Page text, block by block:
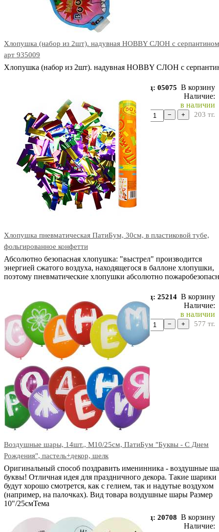
Хлопушка (набор из 2шт). надувная HOBBY СЛОН с
арт 935009
Хлопушка (набор из 2шт). надувная HOBBY СЛОН с
Код: 05075 В корзину
Наличие:
в наличии
203 тг.
− +
Хлопушка пневматическая ПатиБум, 30см, в пластиковой тубе,
фольгированное конфетти
Абсолютно безопасная хлопушка: "выстрел" производится
энергией сжатого воздуха, находящегося в баллоне хлопушки,
поэтому пневматические хлопушки абсолютно
Код: 25214 В корзину
Наличие:
в наличии
577 тг.
− +
Воздушные шары, 14шт., M10/25см, ПатиБум "Буквы - С Днем
Рождения", пастель+декор, шелк
Оригинальный способ поздравить именинника - воздушные
буквы! Отличная идея для праздничного декора. Такие шарики
будут хорошо смотрется, как с гелием, так и надутые воздухом
(например, на палочках). Вид товара воздушные шары Размер
10"/25смТема
Код: 20708 В корзину
Наличие: